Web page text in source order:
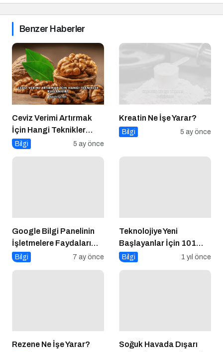
Benzer Haberler
Ceviz Verimi Artırmak
İçin Hangi Teknikler
Kullanılır?
Bilgi 5 ay önce
Kreatin Ne İşe Yarar?
Bilgi 5 ay önce
Google Bilgi Panelinin
İşletmelere Faydaları
Nelerdir?
Bilgi 7 ay önce
Teknolojiye Yeni
Başlayanlar İçin 101
Temel Kavram
Bilgi 1 yıl önce
Rezene Ne İşe Yarar?
Bilgi 5 ay önce
Soğuk Havada Dışarı
Çıkmak Hasta Eder mi?